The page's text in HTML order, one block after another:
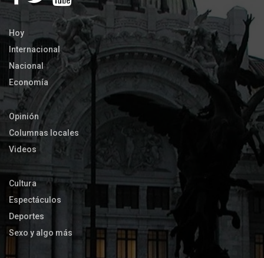
Hoy
Internacional
Nacional
Economía
Opinión
Columnas locales
Videos
Cultura
Espectáculos
Deportes
Sexo y algo más